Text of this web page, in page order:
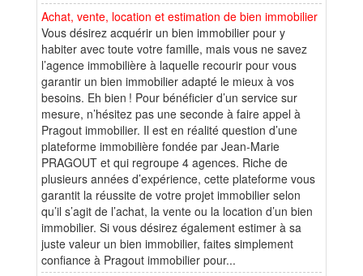
Achat, vente, location et estimation de bien immobilier
Vous désirez acquérir un bien immobilier pour y
habiter avec toute votre famille, mais vous ne savez
l’agence immobilière à laquelle recourir pour vous
garantir un bien immobilier adapté le mieux à vos
besoins. Eh bien ! Pour bénéficier d’un service sur
mesure, n’hésitez pas une seconde à faire appel à
Pragout immobilier. Il est en réalité question d’une
plateforme immobilière fondée par Jean-Marie
PRAGOUT et qui regroupe 4 agences. Riche de
plusieurs années d’expérience, cette plateforme vous
garantit la réussite de votre projet immobilier selon
qu’il s’agit de l’achat, la vente ou la location d’un bien
immobilier. Si vous désirez également estimer à sa
juste valeur un bien immobilier, faites simplement
confiance à Pragout immobilier pour...